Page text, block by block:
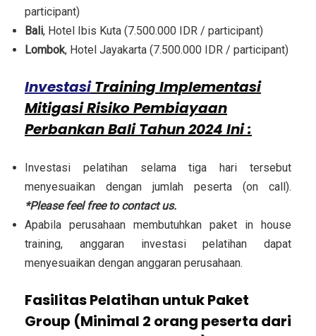
participant)
Bali, Hotel Ibis Kuta (7.500.000 IDR / participant)
Lombok, Hotel Jayakarta (7.500.000 IDR / participant)
InvestasiTraining Implementasi
Mitigasi Risiko Pembiayaan
Perbankan Bali Tahun 2024 Ini :
Investasi pelatihan selama tiga hari tersebut
menyesuaikan dengan jumlah peserta (on call).
*Please feel free to contact us.
Apabila perusahaan membutuhkan paket in house
training, anggaran investasi pelatihan dapat
menyesuaikan dengan anggaran perusahaan.
Fasilitas Pelatihan untuk Paket
Group (Minimal 2 orang peserta dari